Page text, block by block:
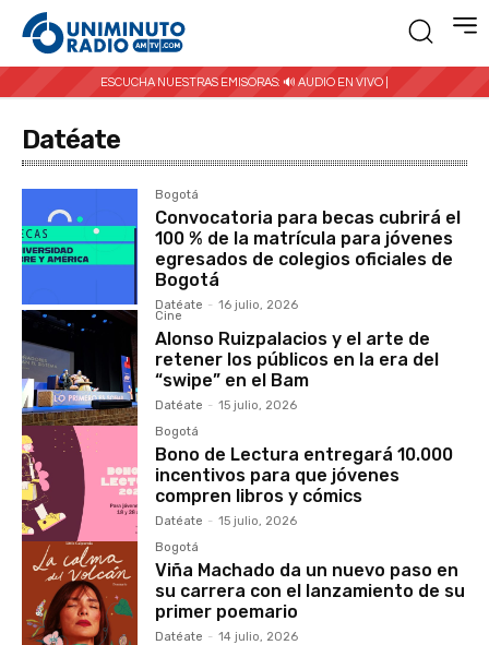
ESCUCHA NUESTRAS EMISORAS: 🔊 AUDIO EN VIVO |
Datéate
Bogotá
Convocatoria para becas cubrirá el
100 % de la matrícula para jóvenes
egresados de colegios oficiales de
Bogotá
Datéate - 16 julio, 2026
Cine
Alonso Ruizpalacios y el arte de
retener los públicos en la era del
“swipe” en el Bam
Datéate - 15 julio, 2026
Bogotá
Bono de Lectura entregará 10.000
incentivos para que jóvenes
compren libros y cómics
Datéate - 15 julio, 2026
Bogotá
Viña Machado da un nuevo paso en
su carrera con el lanzamiento de su
primer poemario
Datéate - 14 julio, 2026